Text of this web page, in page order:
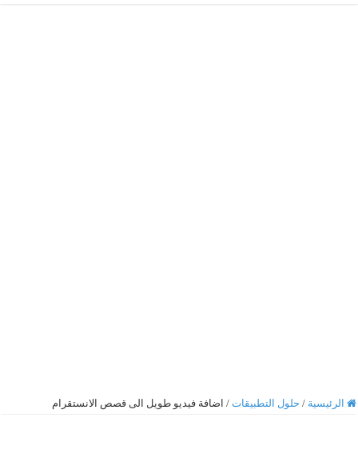
الرئيسية / حلول التطبيقات / اضافة فيديو طويل الى قصص الانستقرام